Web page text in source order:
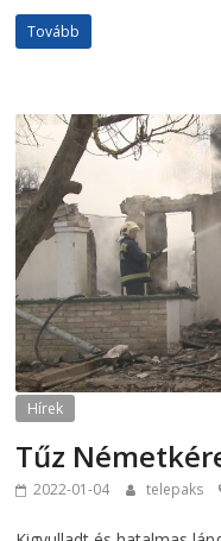
Tovább
Hírek
Tűz
2022-01-04 telepaks